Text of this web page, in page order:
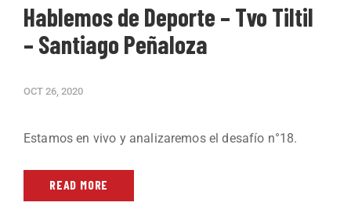
Hablemos de Deporte – Tvo Tiltil
– Santiago Peñaloza
OCT 26, 2020
Estamos en vivo y analizaremos el desafío n°18.
READ MORE